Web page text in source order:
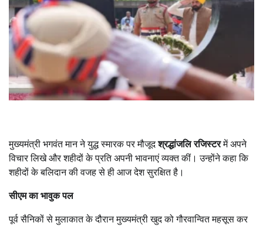
मुख्यमंत्री भगवंत मान ने युद्ध स्मारक पर मौजूदश्रद्धांजलि रजिस्टरमें अपने
विचार लिखे और शहीदों के प्रति अपनी भावनाएं व्यक्त कीं। उन्होंने कहा कि
शहीदों के बलिदान की वजह से ही आज देश सुरक्षित है।
सीएम का भावुक पल
पूर्व सैनिकों से मुलाकात के दौरान मुख्यमंत्री खुद को गौरवान्वित महसूस कर